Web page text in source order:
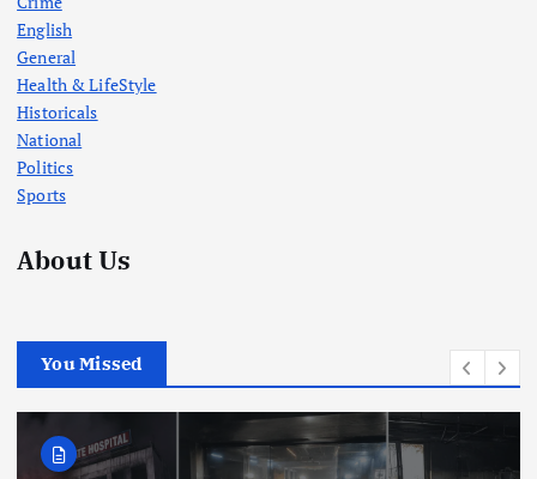
English
General
Health & LifeStyle
Historicals
National
Politics
Sports
About Us
You Missed